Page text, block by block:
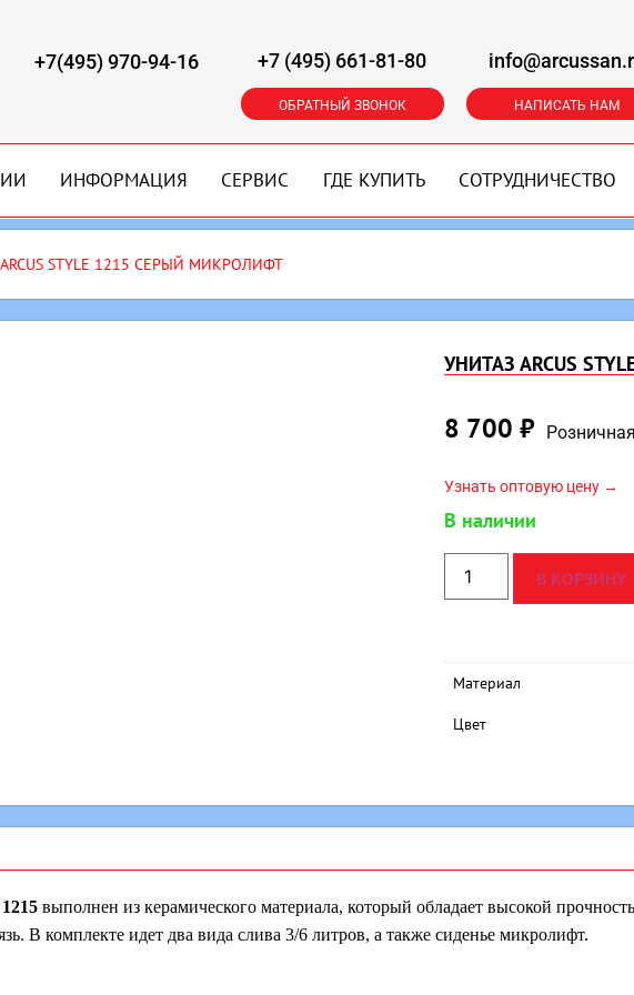
+7(495) 970-94-16 +7 (495) 661-81-80
ОБРАТНЫЙ ЗВОНОК НАПИСАТЬ НАМ
ИНФОРМАЦИЯ СЕРВИС ГДЕ КУПИТЬ СОТРУДНИЧЕСТВО
STYLE 1215 СЕРЫЙ МИКРОЛИФТ
УНИТАЗ ARCUS
8 700 ₽
Узнать оптовую цену →
В наличии
В КОРЗИНУ
Материал
Цвет
выполнен из керамического материала, который обладает высокой
В комплекте идет два вида слива 3/6 литров, а также сиденье микролифт.